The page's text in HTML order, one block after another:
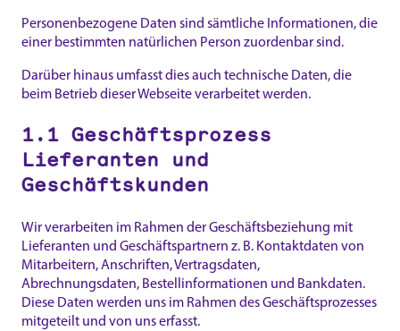
Personenbezogene Daten sind sämtliche Informationen, die
einer bestimmten natürlichen Person zuordenbar sind.
Darüber hinaus umfasst dies auch technische Daten, die
beim Betrieb dieser Webseite verarbeitet werden.
1.1 Geschäftsprozess
Lieferanten und
Geschäftskunden
Wir verarbeiten im Rahmen der Geschäftsbeziehung mit
Lieferanten und Geschäftspartnern z. B. Kontaktdaten von
Mitarbeitern, Anschriften, Vertragsdaten,
Abrechnungsdaten, Bestellinformationen und Bankdaten.
Diese Daten werden uns im Rahmen des Geschäftsprozesses
mitgeteilt und von uns erfasst.